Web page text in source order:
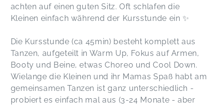
achten auf einen guten Sitz. Oft schlafen die
Kleinen einfach während der Kursstunde ein ✨
Die Kursstunde (ca 45min) besteht komplett aus
Tanzen, aufgeteilt in Warm Up, Fokus auf Armen,
Booty und Beine, etwas Choreo und Cool Down.
Wielange die Kleinen und ihr Mamas Spaß habt am
gemeinsamen Tanzen ist ganz unterschiedlich -
probiert es einfach mal aus (3-24 Monate - aber